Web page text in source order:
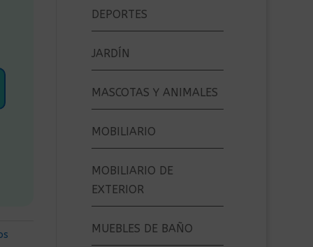
DEPORTES
JARDÍN
MASCOTAS Y ANIMALES
MOBILIARIO
MOBILIARIO DE
EXTERIOR
MUEBLES DE BAÑO